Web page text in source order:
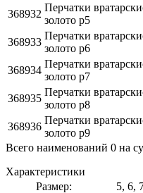
368932
Перчатки
золото р5
368933
Перчатки
золото р6
368934
Перчатки
золото р7
368935
Перчатки
золото р8
368936
Перчатки
золото р9
Всего наименований 0 на
Характеристики
Размер:
5, 6,